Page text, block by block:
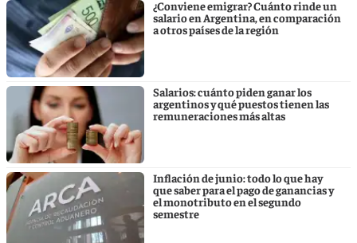
¿Conviene emigrar? Cuánto rinde un
salario en Argentina, en comparación
a otros países de la región
Salarios: cuánto piden ganar los
argentinos y qué puestos tienen las
remuneraciones más altas
Inflación de junio: todo lo que hay
que saber para el pago de ganancias y
el monotributo en el segundo
semestre